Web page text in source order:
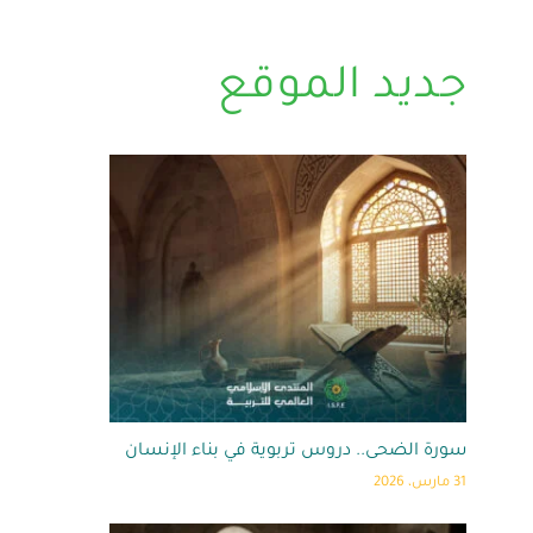
جديد الموقع
سورة الضحى.. دروس تربوية في بناء الإنسان
31 مارس، 2026